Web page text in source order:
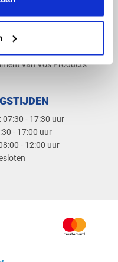
2026
van Vos Products
07:30 - 17:30 uur
- 17:00 uur
- 12:00 uur